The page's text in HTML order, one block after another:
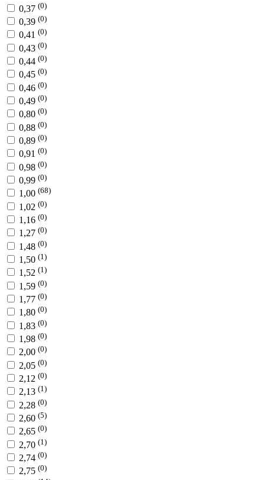
0,37 (0)
0,39 (0)
0,41 (0)
0,43 (0)
0,44 (0)
0,45 (0)
0,46 (0)
0,49 (0)
0,80 (0)
0,88 (0)
0,89 (0)
0,91 (0)
0,98 (0)
0,99 (0)
1,00 (68)
1,02 (0)
1,16 (0)
1,27 (0)
1,48 (0)
1,50 (1)
1,52 (1)
1,59 (0)
1,77 (0)
1,80 (0)
1,83 (0)
1,98 (0)
2,00 (0)
2,05 (0)
2,12 (0)
2,13 (1)
2,28 (0)
2,60 (5)
2,65 (0)
2,70 (1)
2,74 (0)
2,75 (0)